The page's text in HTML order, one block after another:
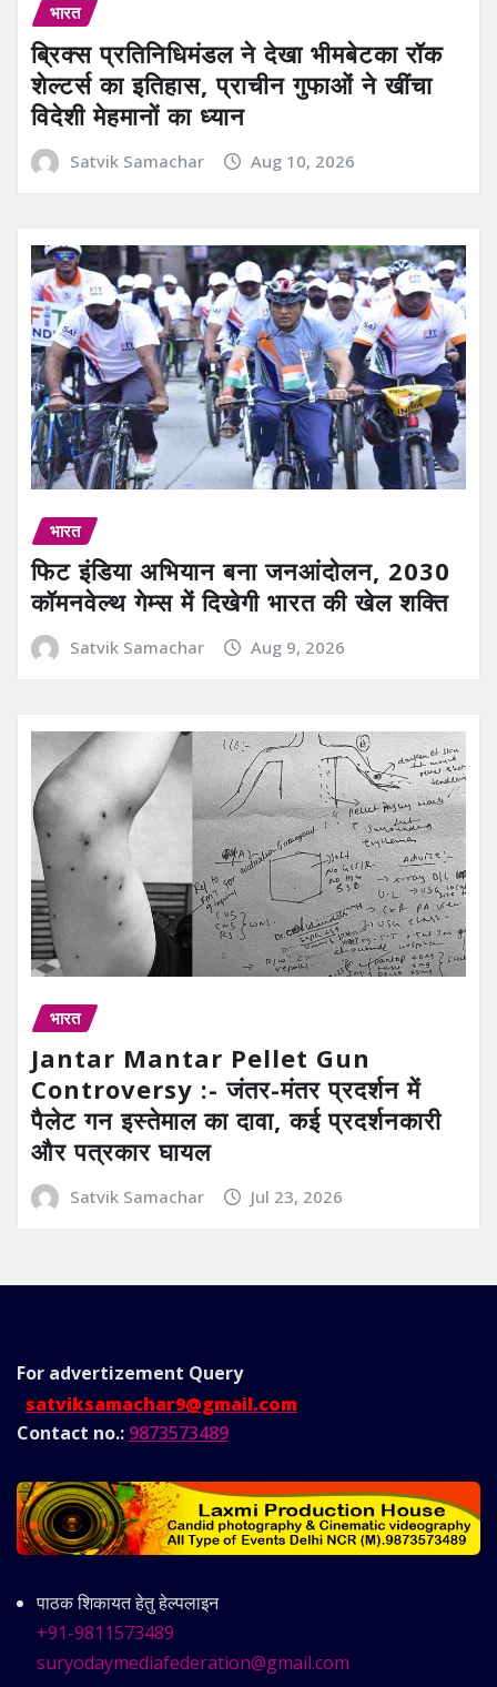
भारत
ब्रिक्स प्रतिनिधिमंडल ने देखा भीमबेटका रॉक
शेल्टर्स का इतिहास, प्राचीन गुफाओं ने खींचा
विदेशी मेहमानों का ध्यान
Satvik Samachar Aug 10, 2026
भारत
फिट इंडिया अभियान बना जनआंदोलन, 2030
कॉमनवेल्थ गेम्स में दिखेगी भारत की खेल शक्ति
Satvik Samachar Aug 9, 2026
भारत
Jantar Mantar Pellet Gun
Controversy :- जंतर-मंतर प्रदर्शन में
पैलेट गन इस्तेमाल का दावा, कई प्रदर्शनकारी
और पत्रकार घायल
Satvik Samachar Jul 23, 2026
For advertizement Query
satviksamachar9@gmail.com
Contact no.: 9873573489
पाठक शिकायत हेतु हेल्पलाइन
+91-9811573489
suryodaymediafederation@gmail.com